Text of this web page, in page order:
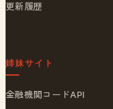
更新履歴
姉妹サイト
金融機関コードAPI